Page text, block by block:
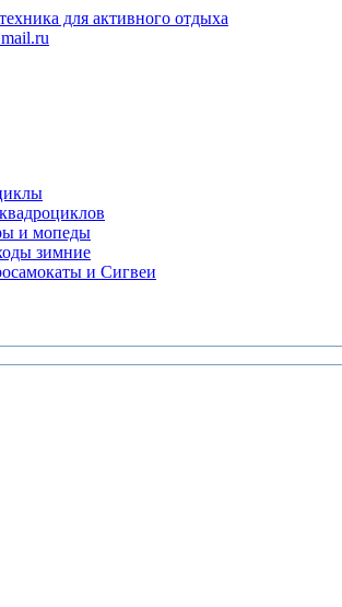
для активного отдыха
и мопеды
зимние
и Сигвеи